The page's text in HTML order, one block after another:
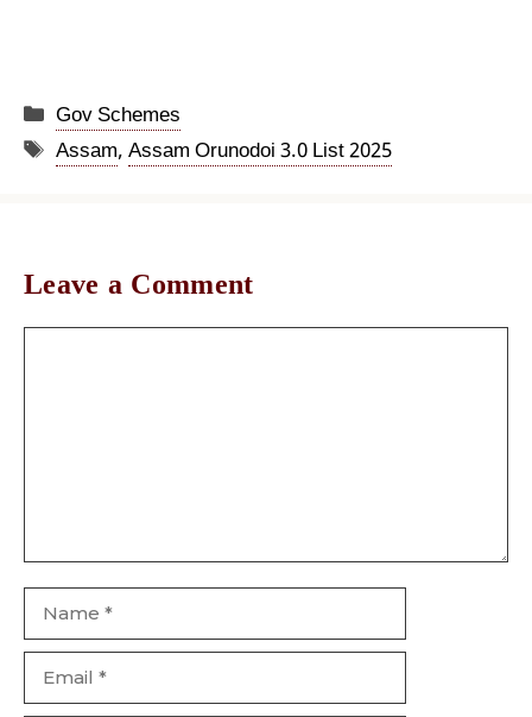
Categories
Gov Schemes
Tags
Assam,Assam Orunodoi 3.0 List 2025
Leave a Comment
Name
Email